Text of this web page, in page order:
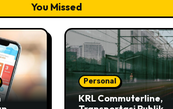
You Missed
Personal
KRL Commuterline,